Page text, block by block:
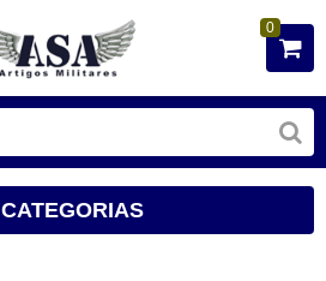
0
CATEGORIAS